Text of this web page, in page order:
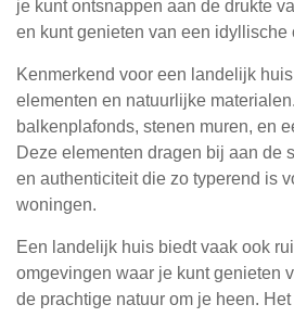
je kunt ontsnappen aan de drukte
en kunt genieten van een idyllische
Kenmerkend voor een landelijk
elementen en natuurlijke
balkenplafonds, stenen muren, en
Deze elementen dragen bij aan de
en authenticiteit die zo typerend is
woningen.
Een landelijk huis biedt vaak ook
omgevingen waar je kunt genieten
de prachtige natuur om je heen.